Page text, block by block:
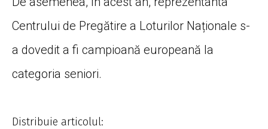
Centrului de Pregătire a Loturilor Naționale s-
a dovedit a fi campioană europeană la
categoria seniori.
Distribuie articolul: